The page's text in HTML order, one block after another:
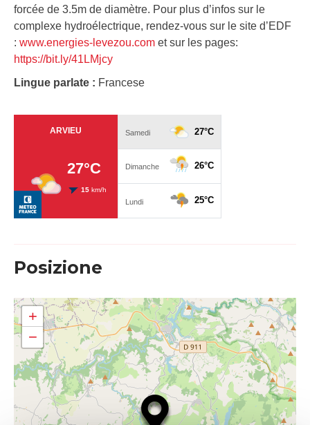
forcée de 3.5m de diamètre. Pour plus d’infos sur le
complexe hydroélectrique, rendez-vous sur le site d’EDF
: www.energies-levezou.com et sur les pages:
https://bit.ly/41LMjcy
Lingue parlate : Francese
Posizione
+
−